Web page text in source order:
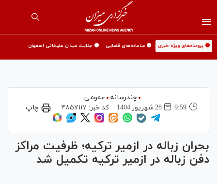
🟡 پرونده‌های ویژه خبری 🟡 سامانه‌های قضایی 🟡 جنایت میدان علیخانی اصفهان
چندرسانه
عمومی
9:59
28 شهريور 1404 کد خبر: ۴۸۵۷۱۱۷ چاپ
بحران زباله در ازمیر ترکیه؛ ظرفیت مراکز
دفن زباله در ازمیر ترکیه تکمیل شد